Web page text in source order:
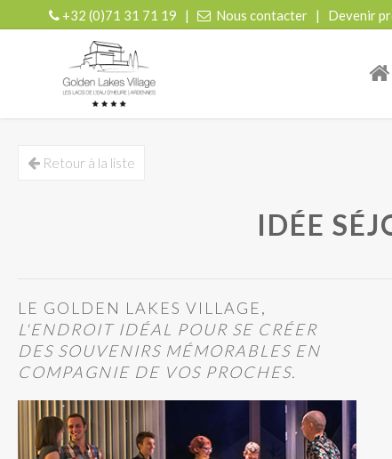
+32 (0)71 31 71 19 | Nous contacter | Devenir
| r
Retour à la liste
IDÉE
LE GOLDEN LAKES VILLAGE,
L'ENDROIT IDÉAL POUR SE CRÉER
DES SOUVENIRS MÉMORABLES EN
COMPAGNIE DE VOS PROCHES.